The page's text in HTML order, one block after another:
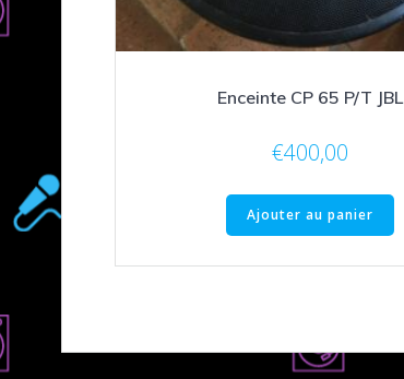
Enceinte CP 65 P/T JBL
€400,00
Ajouter au panier